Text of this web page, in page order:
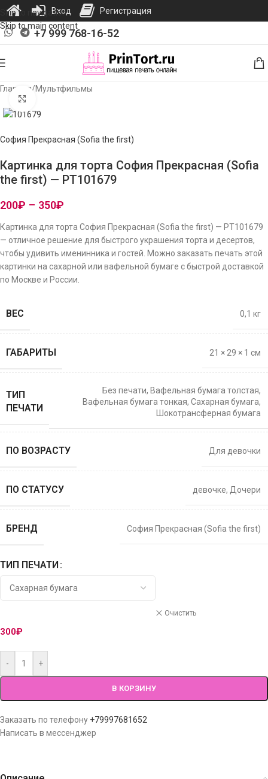
Skip to navigation
Skip to main content
+7 999 768-16-52
Главная/Мультфильмы
София Прекрасная (Sofia the first)
Картинка для торта София Прекрасная (Sofia
the first) — PT101679
200₽ – 350₽
Картинка для торта София Прекрасная (Sofia the first) — PT101679
— отличное решение для быстрого украшения торта и десертов,
чтобы удивить именинника и гостей. Можно заказать печать этой
картинки на сахарной или вафельной бумаге с быстрой доставкой
по Москве и России.
ВЕС 0,1 кг
ГАБАРИТЫ 21 × 29 × 1 см
ТИП
ПЕЧАТИ
Без печати, Вафельная бумага толстая,
Вафельная бумага тонкая, Сахарная бумага,
Шокотрансферная бумага
ПО ВОЗРАСТУ Для девочки
ПО СТАТУСУ девочке, Дочери
БРЕНД София Прекрасная (Sofia the first)
ТИП ПЕЧАТИ
Очистить
300₽
- +
В КОРЗИНУ
Заказать по телефону +79997681652
Написать в мессенджер
Вход Регистрация